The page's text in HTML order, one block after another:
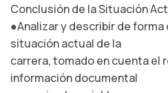
Conclusión de la Situación
●Analizar y describir de
situación actual de la
carrera, tomado en cuenta el
información documental